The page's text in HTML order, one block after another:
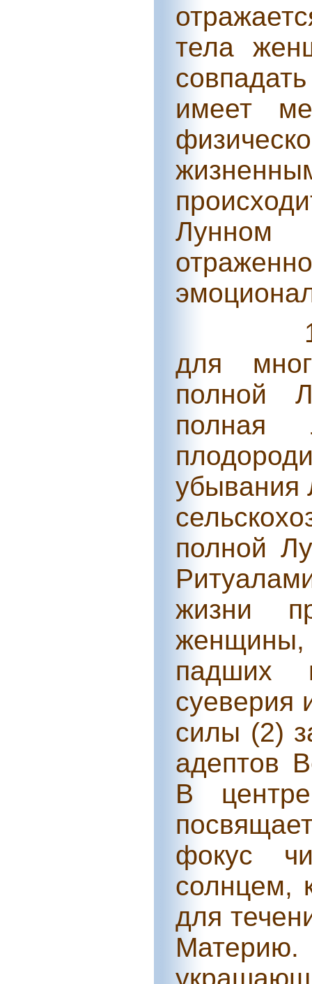
тела
имеет
для
полной
полная
убывания
полной
жизни
женщины,
падших
суеверия
силы (2)
адептов
В
фокус
солнцем,
для